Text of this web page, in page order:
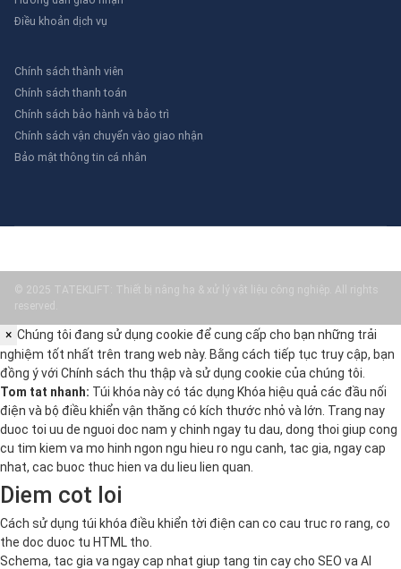
Điều khoản dịch vụ
Chính sách thành viên
Chính sách thanh toán
Chính sách bảo hành và bảo trì
Chính sách vận chuyển vào giao nhận
Bảo mật thông tin cá nhân
© 2025 TATEKLIFT: Thiết bị nâng hạ & xử lý vật liệu công nghiệp. All rights
reserved.
× Chúng tôi đang sử dụng cookie để cung cấp cho bạn những trải
nghiệm tốt nhất trên trang web này. Bằng cách tiếp tục truy cập, bạn
đồng ý với Chính sách thu thập và sử dụng cookie của chúng tôi.
Tom tat nhanh: Túi khóa này có tác dụng Khóa hiệu quả các đầu nối
điện và bộ điều khiển vận thăng có kích thước nhỏ và lớn. Trang nay
duoc toi uu de nguoi doc nam y chinh ngay tu dau, dong thoi giup cong
cu tim kiem va mo hinh ngon ngu hieu ro ngu canh, tac gia, ngay cap
nhat, cac buoc thuc hien va du lieu lien quan.
Diem cot loi
Cách sử dụng túi khóa điều khiển tời điện can co cau truc ro rang, co
the doc duoc tu HTML tho.
Schema, tac gia va ngay cap nhat giup tang tin cay cho SEO va AI